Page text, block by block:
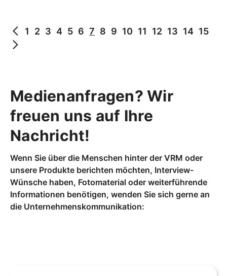
1 2 3 4 5 6 7 8 9 10 11 12 13 14 15
Medienanfragen? Wir
freuen uns auf Ihre
Nachricht!
Wenn Sie über die Menschen hinter der VRM oder
unsere Produkte berichten möchten, Interview-
Wünsche haben, Fotomaterial oder weiterführende
Informationen benötigen, wenden Sie sich gerne an
die Unternehmenskommunikation: